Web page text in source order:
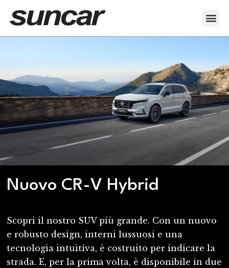
Nuovo CR-V Hybrid
Scopri il nostro SUV più grande. Con un nuovo
e robusto design, interni lussuosi e una
tecnologia intuitiva, è costruito per indicare la
strada. E, per la prima volta, è disponibile in due